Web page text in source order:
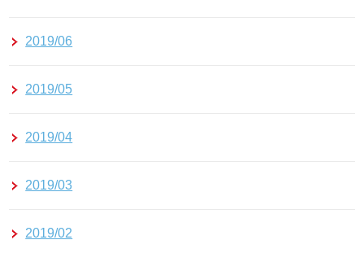
2019/06
2019/05
2019/04
2019/03
2019/02